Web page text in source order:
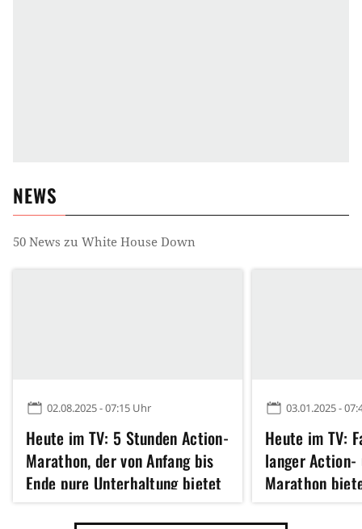
NEWS
50 News zu White House Down
02.08.2025 - 07:15 Uhr
Heute im TV: 5 Stunden Action-
Marathon, der von Anfang bis
Ende pure Unterhaltung bietet
03.01.2025 -
Heute im TV:
langer Action-
Marathon
ohne Ende